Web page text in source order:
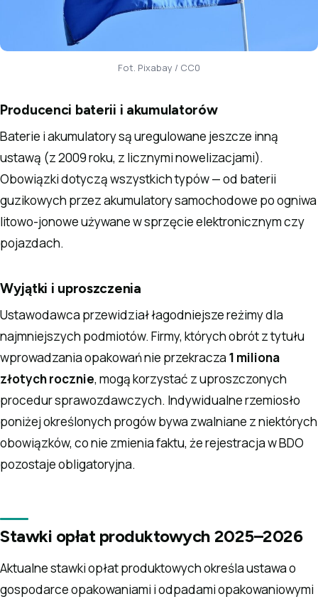
Fot. Pixabay / CC0
Producenci baterii i akumulatorów
Baterie i akumulatory są uregulowane jeszcze inną
ustawą (z 2009 roku, z licznymi nowelizacjami).
Obowiązki dotyczą wszystkich typów — od baterii
guzikowych przez akumulatory samochodowe po ogniwa
litowo-jonowe używane w sprzęcie elektronicznym czy
pojazdach.
Wyjątki i uproszczenia
Ustawodawca przewidział łagodniejsze reżimy dla
najmniejszych podmiotów. Firmy, których obrót z tytułu
wprowadzania opakowań nie przekracza 1 miliona
złotych rocznie, mogą korzystać z uproszczonych
procedur sprawozdawczych. Indywidualne rzemiosło
poniżej określonych progów bywa zwalniane z niektórych
obowiązków, co nie zmienia faktu, że rejestracja w BDO
pozostaje obligatoryjna.
Stawki opłat produktowych 2025–2026
Aktualne stawki opłat produktowych określa ustawa o
gospodarce opakowaniami i odpadami opakowaniowymi